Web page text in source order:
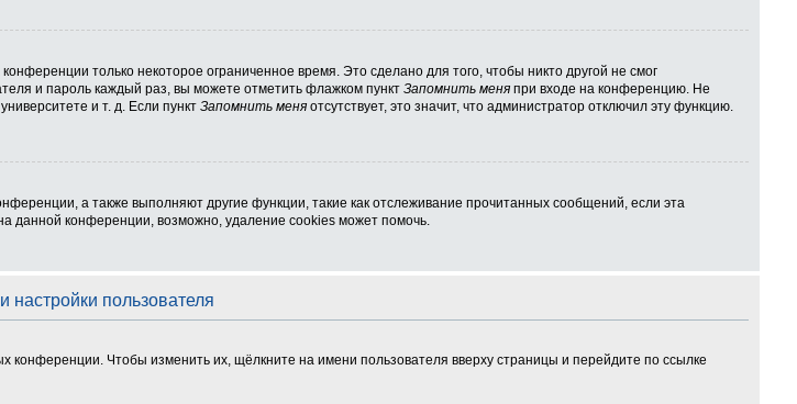
только некоторое ограниченное время. Это сделано для того, чтобы никто другой не смог
и пароль каждый раз, вы можете отметить флажком пункт Запомнить меняпри входе на конференцию. Не
и т. д. Если пункт Запомнить меняотсутствует, это значит, что администратор отключил эту функцию.
а также выполняют другие функции, такие как отслеживание прочитанных сообщений, если эта
данной конференции, возможно, удаление cookies может помочь.
настройки пользователя
конференции. Чтобы изменить их, щёлкните на имени пользователя вверху страницы и перейдите по ссылке